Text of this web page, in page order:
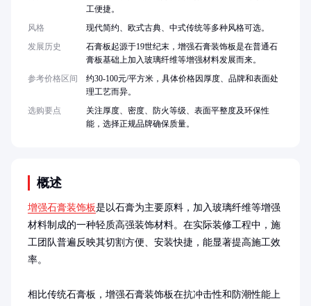
概述
增强石膏装饰板是以石膏为主要原料，加入玻璃纤维等增强
材料制成的一种轻质高强装饰材料。在实际装修工程中，施
工团队普遍反映其切割方便、安装快捷，能显著提高施工效
率。
相比传统石膏板，增强石膏装饰板在抗冲击性和防潮性能上
工便捷。
风格
现代简约、欧式古典、中式传统等多种风格可选。
发展历史
石膏板起源于19世纪末，增强石膏装饰板是在普通石
膏板基础上加入玻璃纤维等增强材料发展而来。
参考价格区间
约30-100元/平方米，具体价格因厚度、品牌和表面处
理工艺而异。
选购要点
关注厚度、密度、防火等级、表面平整度及环保性
能，选择正规品牌确保质量。